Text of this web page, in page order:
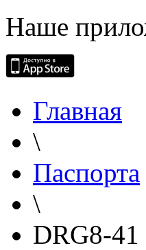
Наше
Главная
\
Паспорта
\
DRG8-41